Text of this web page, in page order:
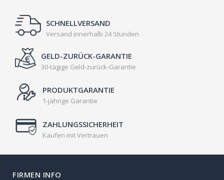
SCHNELLVERSAND
Versand innerhalb 24 Stunden
GELD-ZURÜCK-GARANTIE
30-tägige Geld-zurück-Garantie
PRODUKTGARANTIE
1-jährige Garantie
ZAHLUNGSSICHERHEIT
Kaufen mit Vertrauen
FIRMEN INFO